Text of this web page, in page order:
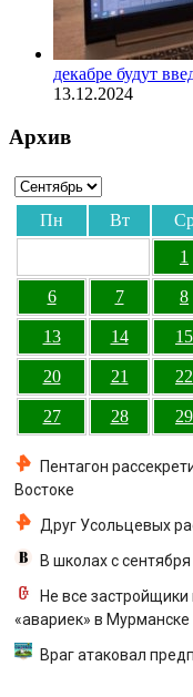
декабре будут
13.12.2024
Архив
Пн Вт
1
6 7 8
13 14 15
20 21 22
27 28 29
Пентагон
Востоке
Друг Усольцевых
В школах с
Не все застройщики
«авариек» в Мурманске
Враг атаковал